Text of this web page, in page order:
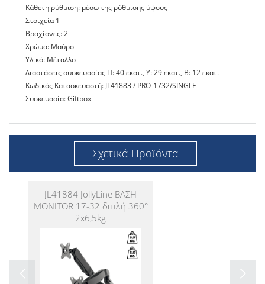
- Κάθετη ρύθμιση: μέσω της ρύθμισης ύψους
- Στοιχεία 1
- Βραχίονες: 2
- Χρώμα: Μαύρο
- Υλικό: Μέταλλο
- Διαστάσεις συσκευασίας Π: 40 εκατ., Υ: 29 εκατ., Β: 12 εκατ.
- Κωδικός Κατασκευαστή: JL41883 / PRO-1732/SINGLE
- Συσκευασία: Giftbox
Σχετικά Προϊόντα
JL41884 JollyLine ΒΑΣΗ
MONITOR 17-32 διπλή 360°
2x6,5kg